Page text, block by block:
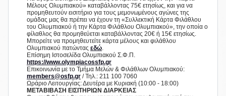
Μέλους Ολυμπιακού» καταβάλλοντας 75€ ετησίως, και για να
προμηθευτούν εισιτήριο για τους μεμονωμένους αγώνες της
ομάδας μας θα πρέπει να έχουν τη «Συλλεκτική Κάρτα Φιλάθλου
του Ολυμπιακού ή την Κάρτα Φιλάθλου Ολυμπιακού», την οποία ο
φίλαθλος θα προμηθεύεται καταβάλλοντας 20€ ή 15€ ετησίως.​
Μπορείτε να προμηθευτείτε κάρτα μέλους και φιλάθλου
Ολυμπιακού πατώντας εδώ.
Επίσημη Ιστοσελίδα Ολυμπιακού Σ.Φ.Π.
https://www.olympiacossfp.gr
Επικοινωνία με το Τμήμα Μελών & Φιλάθλων Ολυμπιακού:
members@osfp.gr / Τηλ.: 211 100 7060
Ωράριο Λειτουργίας: Δευτέρα με Κυριακή (10:00 - 18:00)​
ΜΕΤΑΒΙΒΑΣΗ ΕΙΣΙΤΗΡΙΩΝ ΔΙΑΡΚΕΙΑΣ